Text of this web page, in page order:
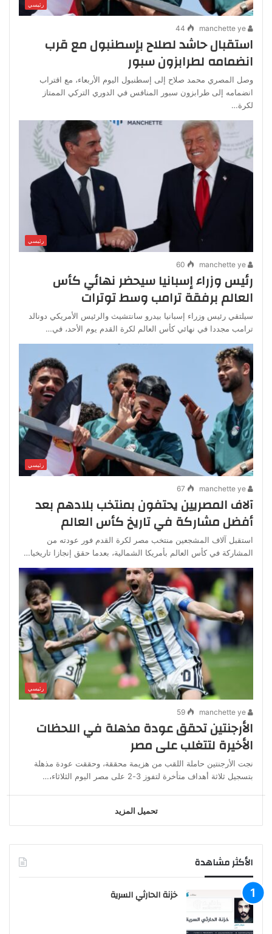
رئيسي
manchette ye
44
استقبال حاشد لصلاح بإسطنبول مع قرب
انضمامه لطرابزون سبور
وصل المصري محمد صلاح إلى إسطنبول اليوم الأربعاء، مع اقتراب
انضمامه إلى طرابزون سبور المنافس في الدوري التركي الممتاز
لكرة…
رئيسي
manchette ye
60
رئيس وزراء إسبانيا سيحضر نهائي كأس
العالم برفقة ترامب وسط توترات
سيلتقي رئيس وزراء إسبانيا بيدرو سانتشيث والرئيس الأمريكي دونالد
ترامب مجددا في نهائي كأس العالم ​لكرة القدم يوم الأحد، في…
رئيسي
manchette ye
67
آلاف المصريين يحتفون بمنتخب بلادهم بعد
أفضل مشاركة في تاريخ كأس العالم
استقبل آلاف المشجعين منتخب مصر لكرة القدم فور عودته من
المشاركة في كأس العالم بأمريكا الشمالية، بعدما حقق إنجازا تاريخيا…
رئيسي
manchette ye
59
الأرجنتين تحقق عودة مذهلة في اللحظات
الأخيرة لتتغلب على مصر
نجت الأرجنتين حاملة اللقب من هزيمة محققة، وحققت عودة مذهلة
بتسجيل ثلاثة ‌أهداف متأخرة لتفوز 3-2 على مصر اليوم الثلاثاء،…
تحميل المزيد
الأكثر مشاهدة
خزنة الحارثي السرية